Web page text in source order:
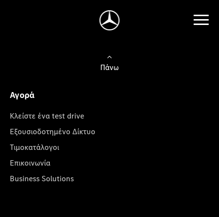
Πάνω
Αγορά
Κλείστε ένα test drive
Εξουσιοδοτημένο Δίκτυο
Τιμοκατάλογοι
Επικοινωνία
Business Solutions